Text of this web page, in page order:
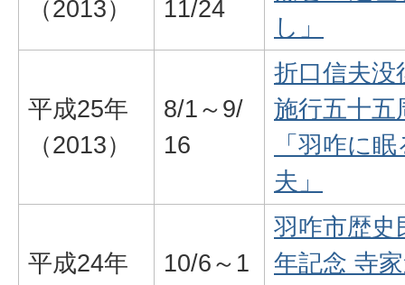
（2013）
11/24
し」
平成25年
（2013）
8/1～9/
16
折口信夫没
施行五十五
「羽咋に
夫」
平成24年
10/6～1
羽咋市歴史
年記念 寺